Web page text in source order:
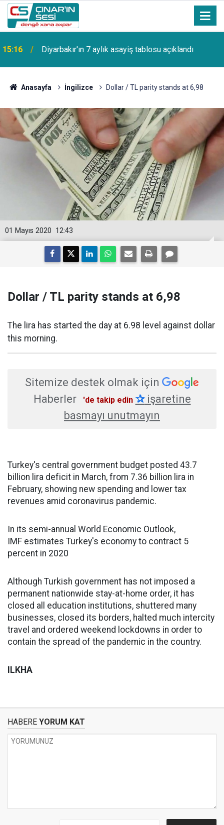
15:16 Diyarbakır'ın 7 aylık asayiş tablosu açıklandı
Anasayfa İngilizce Dollar / TL parity stands at 6,98
12:43
01 Mayıs 2020
Dollar / TL parity stands at 6,98
The lira has started the day at 6.98 level against dollar
this morning.
Sitemize destek olmak için
Haberler
'de takip edin ✰işaretine
basmayı unutmayın
Turkey's central government budget posted 43.7
billion lira deficit in March, from 7.36 billion lira in
February, showing new spending and lower tax
revenues amid coronavirus pandemic.
In its semi-annual World Economic Outlook,
IMF estimates Turkey's economy to contract 5
percent in 2020
Although Turkish government has not imposed a
permanent nationwide stay-at-home order, it has
closed all education institutions, shuttered many
businesses, closed its borders, halted much intercity
travel and ordered weekend lockdowns in order to
contain the spread of the pandemic in the country.
ILKHA
HABERE YORUM KAT